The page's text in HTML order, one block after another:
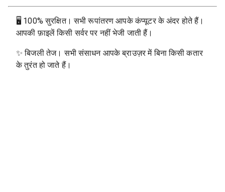
🖥 100% सुरक्षित। सभी रूपांतरण आपके कंप्यूटर के अंदर होते हैं।
आपकी फ़ाइलें किसी सर्वर पर नहीं भेजी जाती हैं।
✨बिजली तेज। सभी संसाधन आपके ब्राउज़र में बिना किसी कतार
के तुरंत हो जाते हैं।